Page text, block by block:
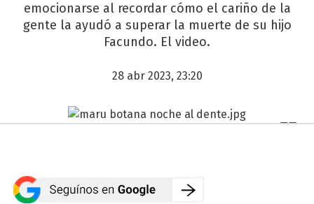
emocionarse al recordar cómo el cariño de la
gente la ayudó a superar la muerte de su hijo
Facundo. El video.
28 abr 2023, 23:20